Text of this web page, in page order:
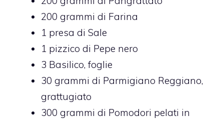
200 grammi di Farina
1 presa di Sale
1 pizzico di Pepe nero
3 Basilico, foglie
30 grammi di Parmigiano Reggiano,
grattugiato
300 grammi di Pomodori pelati in